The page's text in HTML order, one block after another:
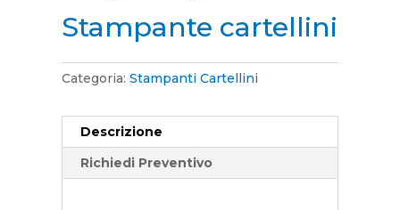
Stampante cartellini
Categoria: Stampanti Cartellini
Descrizione
Richiedi Preventivo